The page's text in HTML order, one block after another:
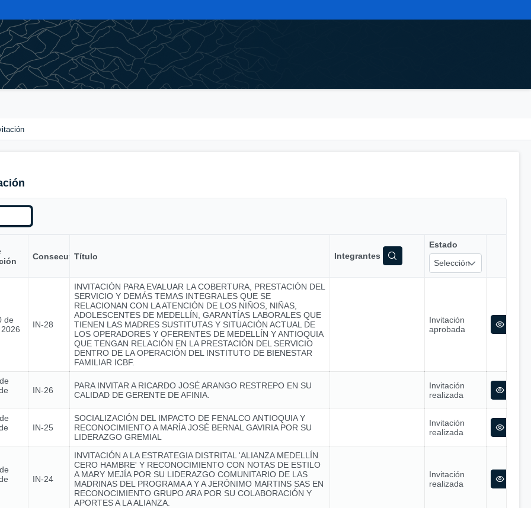
ConsecutivoTítulo Integrantes
Estado
Selección
de
IN-28
INVITACIÓN PARA EVALUAR LA COBERTURA, PRESTACIÓN DEL
SERVICIO Y DEMÁS TEMAS INTEGRALES QUE SE
RELACIONAN CON LA ATENCIÓN DE LOS NIÑOS, NIÑAS,
ADOLESCENTES DE MEDELLÍN, GARANTÍAS LABORALES QUE
TIENEN LAS MADRES SUSTITUTAS Y SITUACIÓN ACTUAL DE
LOS OPERADORES Y OFERENTES DE MEDELLÍN Y ANTIOQUIA
QUE TENGAN RELACIÓN EN LA PRESTACIÓN DEL SERVICIO
DENTRO DE LA OPERACIÓN DEL INSTITUTO DE BIENESTAR
FAMILIAR ICBF.
Invitación
aprobada
IN-26
PARA INVITAR A RICARDO JOSÉ ARANGO RESTREPO EN SU
CALIDAD DE GERENTE DE AFINIA.
Invitación
realizada
IN-25
SOCIALIZACIÓN DEL IMPACTO DE FENALCO ANTIOQUIA Y
RECONOCIMIENTO A MARÍA JOSÉ BERNAL GAVIRIA POR SU
LIDERAZGO GREMIAL
Invitación
realizada
IN-24
INVITACIÓN A LA ESTRATEGIA DISTRITAL 'ALIANZA MEDELLÍN
CERO HAMBRE' Y RECONOCIMIENTO CON NOTAS DE ESTILO
A MARY MEJÍA POR SU LIDERAZGO COMUNITARIO DE LAS
MADRINAS DEL PROGRAMA A Y A JERÓNIMO MARTINS SAS EN
RECONOCIMIENTO GRUPO ARA POR SU COLABORACIÓN Y
APORTES A LA ALIANZA.
Invitación
realizada